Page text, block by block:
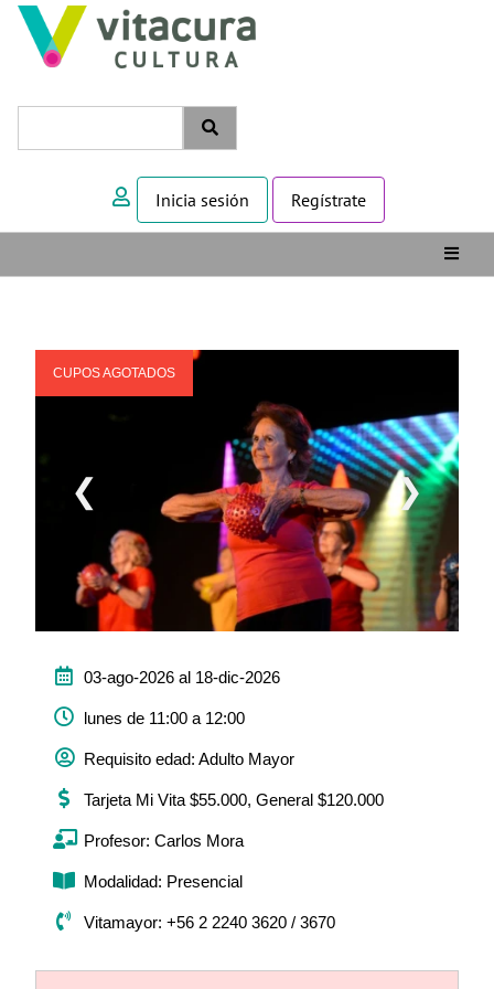
Inicia sesión Regístrate
CUPOS AGOTADOS
❮ ❯
03-ago-2026 al 18-dic-2026
lunes de 11:00 a 12:00
Requisito edad: Adulto Mayor
Tarjeta Mi Vita $55.000, General $120.000
Profesor: Carlos Mora
Modalidad: Presencial
Vitamayor: +56 2 2240 3620 / 3670